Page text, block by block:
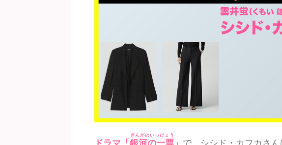
ドラマ「 銀河の一票
ぎんがのいっぴょう
」 で、シシド・カフカさ